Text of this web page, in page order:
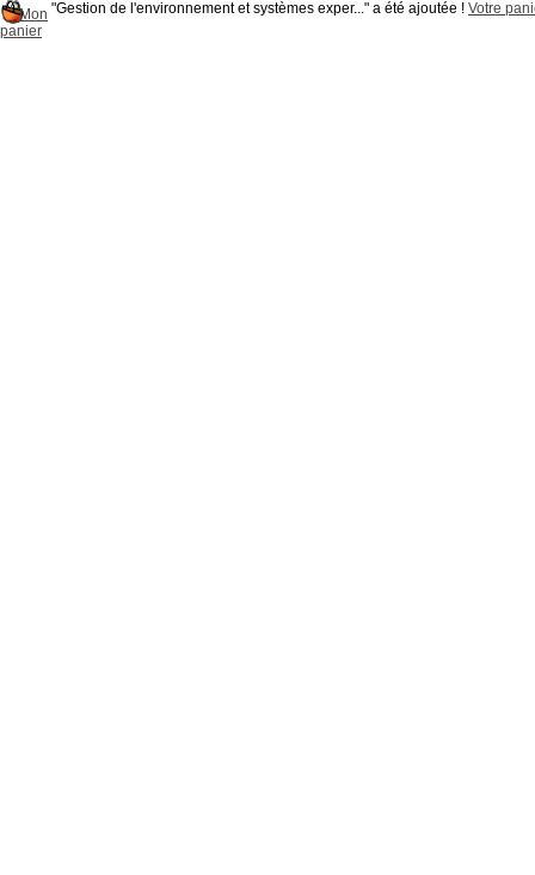
Mon
panier
"Gestion de l'environnement et systèmes exper..." a été ajoutée ! Votre